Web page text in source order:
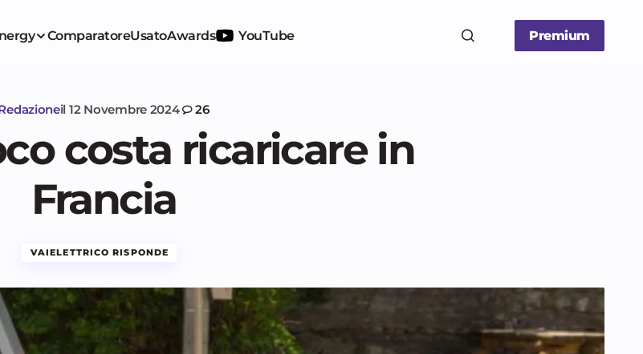
ComparatoreUsatoAwards YouTube Premium
il 12 Novembre 2024 26
costa ricaricare in
Francia
VAIELETTRICO RISPONDE